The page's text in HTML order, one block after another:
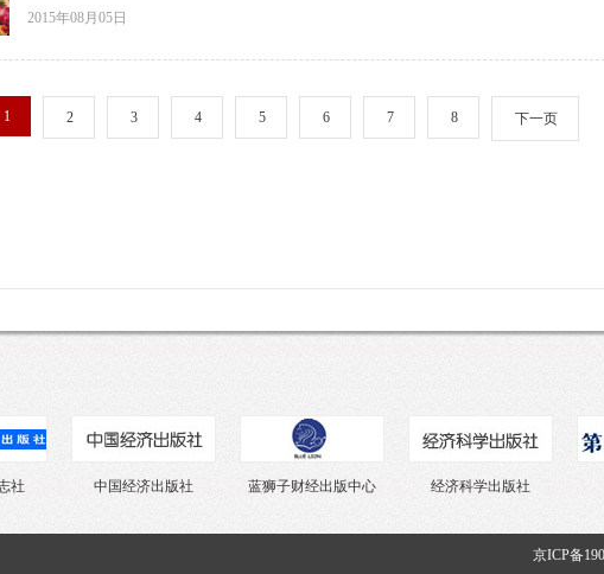
2015年08月05日
1 2 3 4 5 6 7 8 下一页
中国经济出版社 蓝狮子财经出版中心 经济科学出版社
京ICP备